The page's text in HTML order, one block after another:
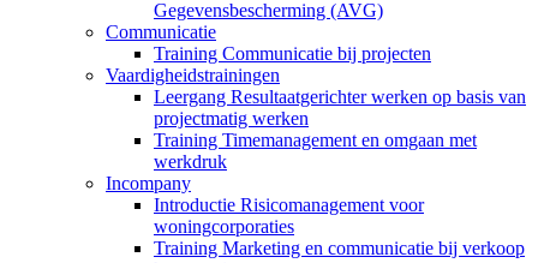
Gegevensbescherming (AVG)
Communicatie
Training Communicatie bij projecten
Vaardigheidstrainingen
Leergang Resultaatgerichter werken op basis van
projectmatig werken
Training Timemanagement en omgaan met
werkdruk
Incompany
Introductie Risicomanagement voor
woningcorporaties
Training Marketing en communicatie bij verkoop